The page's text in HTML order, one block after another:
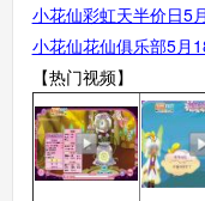
小花仙彩虹天半价日5
小花仙花仙俱乐部5月
【热门视频】